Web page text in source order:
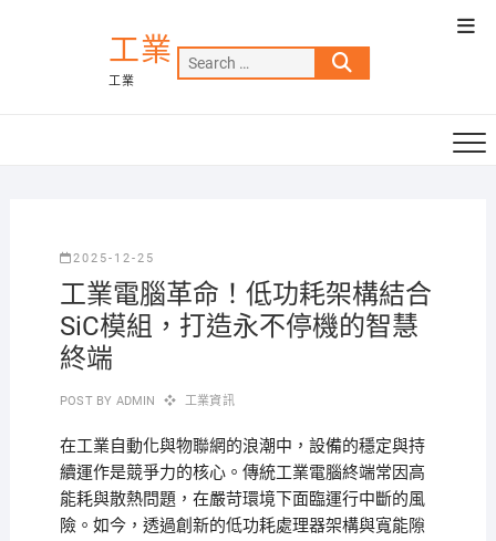
工業
工業
Search
…
2025-12-25
工業電腦革命！低功耗架構結合
SiC模組，打造永不停機的智慧
終端
POST BY ADMIN 工業資訊
在工業自動化與物聯網的浪潮中，設備的穩定與持
續運作是競爭力的核心。傳統工業電腦終端常因高
能耗與散熱問題，在嚴苛環境下面臨運行中斷的風
險。如今，透過創新的低功耗處理器架構與寬能隙